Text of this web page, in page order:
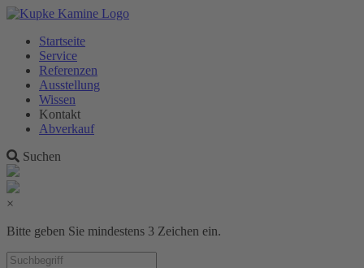
Startseite
Service
Referenzen
Ausstellung
Wissen
Kontakt
Abverkauf
Suchen
×
Bitte geben Sie mindestens 3 Zeichen ein.